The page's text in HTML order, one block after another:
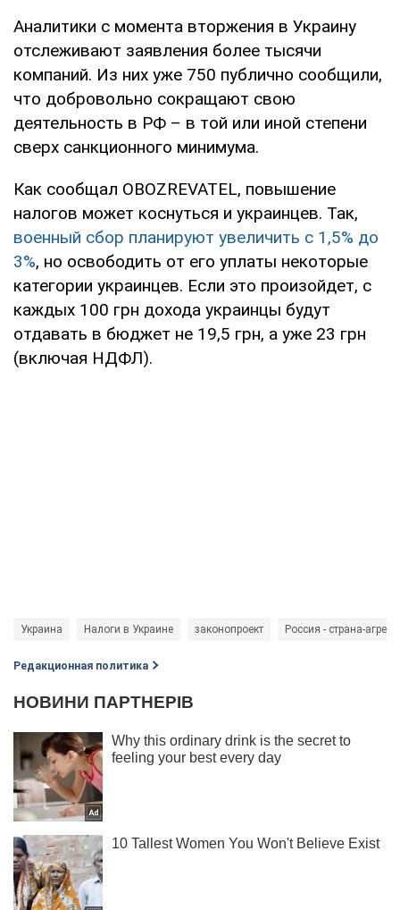
Аналитики с момента вторжения в Украину
отслеживают заявления более тысячи
компаний. Из них уже 750 публично сообщили,
что добровольно сокращают свою
деятельность в РФ – в той или иной степени
сверх санкционного минимума.
Как сообщал OBOZREVATEL, повышение
налогов может коснуться и украинцев. Так,
военный сбор планируют увеличить с 1,5% до
3%, но освободить от его уплаты некоторые
категории украинцев. Если это произойдет, с
каждых 100 грн дохода украинцы будут
отдавать в бюджет не 19,5 грн, а уже 23 грн
(включая НДФЛ).
Украина Налоги в Украине законопроект Россия - страна-
Редакционная политика